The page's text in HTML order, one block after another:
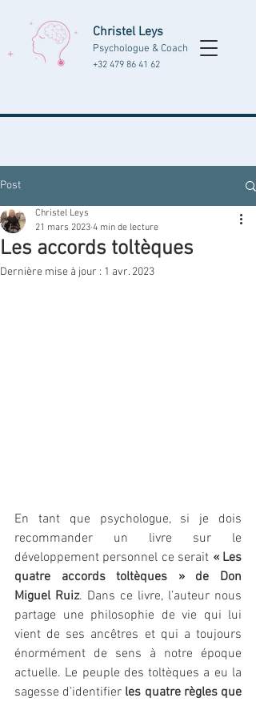
Christel Leys
Psychologue & Coach
+32 479 86 41 62
Post
Les accords toltèques
Christel Leys
21 mars 2023 4 min de lecture
Dernière mise à jour : 1 avr. 2023
En tant que psychologue, si je dois
recommander un livre sur le
développement personnel ce serait « Les
quatre accords toltèques » de Don
Miguel Ruiz. Dans ce livre, l’auteur nous
partage une philosophie de vie qui lui
vient de ses ancêtres et qui a toujours
énormément de sens à notre époque
actuelle. Le peuple des toltèques a eu la
sagesse d’identifier les quatre règles que